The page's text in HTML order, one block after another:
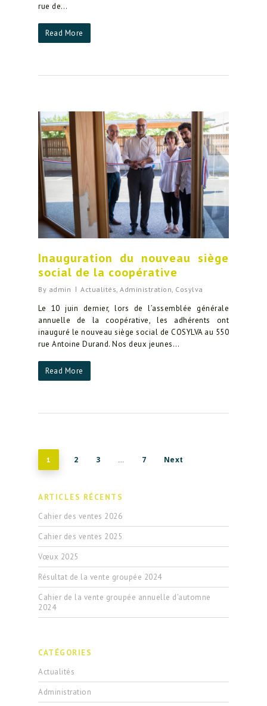
rue de…
Read More
Inauguration du nouveau siège
social de la coopérative
By admin Actualités Administration Cosylva
Le 10 juin dernier, lors de l’assemblée générale
annuelle de la coopérative, les adhérents ont
inauguré le nouveau siège social de COSYLVA au 550
rue Antoine Durand. Nos deux jeunes…
Read More
1 2 3 … 7 Next
ARTICLES RÉCENTS
Cahier des ventes 2026
Cahier des ventes 2025
Vœux 2025
Résultat de la vente groupée 2024
Cahier de la vente groupée annuelle d’automne
2024
CATÉGORIES
Actualités
Administration